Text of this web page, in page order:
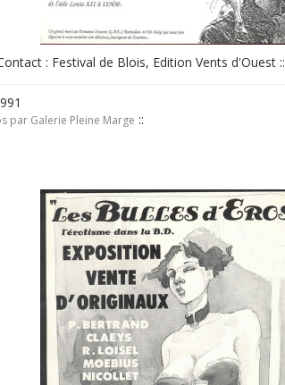
: Festival de Blois, Edition Vents d'Ouest ::
par Galerie Pleine Marge ::